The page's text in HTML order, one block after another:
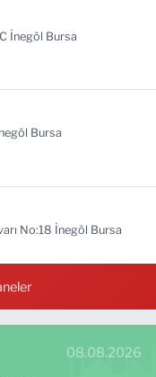
İnegöl Bursa
Bursa
No:18 İnegöl Bursa
08.08.2026